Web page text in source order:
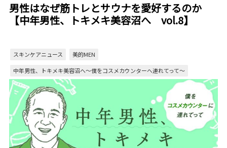
男性はなぜ筋トレとサウナを愛好するのか
【中年男性、トキメキ美容沼へ vol.8】
スキンケアニュース
美的MEN
中年男性、トキメキ美容沼へ〜僕をコスメカウンターへ連れてって～